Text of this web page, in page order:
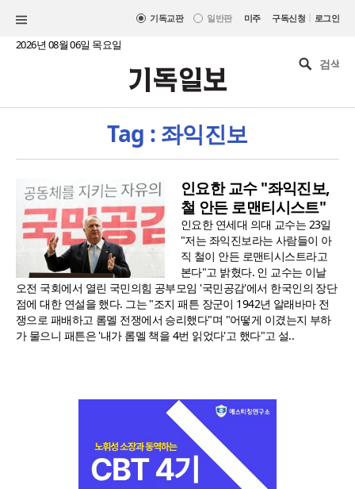
기독교판 일반판 미주 구독신청 | 로그인
2026년 08월 06일 목요일
Tag : 좌익진보
인요한 교수 "좌익진보,
철 안든 로맨티시스트"
인요한 연세대 의대 교수는 23일
"저는 좌익진보라는 사람들이 아
직 철이 안든 로맨티시스트라고
본다"고 밝혔다. 인 교수는 이날
오전 국회에서 열린 국민의힘 공부모임 '국민공감'에서 한국인의 장단
점에 대한 연설을 했다. 그는 "조지 패튼 장군이 1942년 알래바마 전
쟁으로 패배하고 롬멜 전쟁에서 승리했다"며 "어떻게 이겼는지 부하
가 물으니 패튼은 '내가 롬멜 책을 4번 읽었다'고 했다"고 설..